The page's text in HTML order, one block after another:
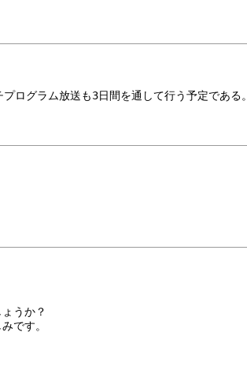
グラム放送も3日間を通して行う予定である。
うか？
です。